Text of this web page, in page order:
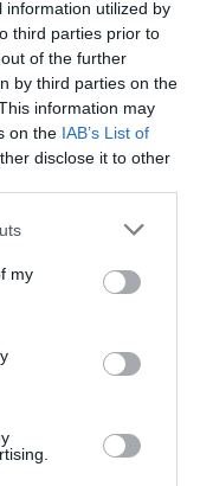
information utilized by
third parties prior to
of the further
by third parties on the
information may
on the IAB’s List of
disclose it to other
my
βυθός –
ο
& η
Γοργόνα,
Πέτρου Α.
στη
Park your
Kids –
&